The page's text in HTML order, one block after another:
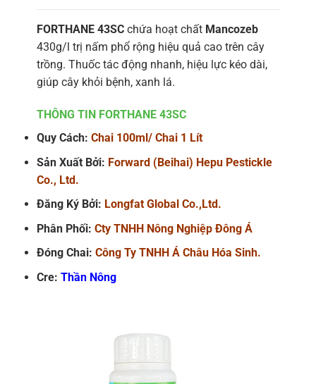
FORTHANE 43SCchứa hoạt chất Mancozeb
430g/l trị nấm phổ rộng hiệu quả cao trên cây
trồng. Thuốc tác động nhanh, hiệu lực kéo dài,
giúp cây khỏi bệnh, xanh lá.
THÔNG TIN FORTHANE 43SC
Quy Cách: Chai 100ml/ Chai 1 Lít
Sản Xuất Bởi: Forward (Beihai) Hepu Pestickle
Co., Ltd.
Đăng Ký Bởi: Longfat Global Co.,Ltd.
Phân Phối: Cty TNHH Nông Nghiệp Đông Á
Đóng Chai: Công Ty TNHH Á Châu Hóa Sinh.
Cre: Thần Nông